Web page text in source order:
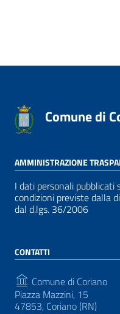
Comune di
AMMINISTRAZIONE
I dati personali pubblicati
condizioni previste dalla
dal d.lgs. 36/2006
CONTATTI
Comune di Coriano
Piazza Mazzini, 15
47853, Coriano (RN)